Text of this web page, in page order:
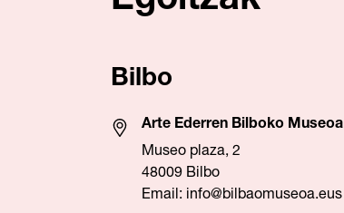
Bilbo
Arte Ederren Bilboko Museoa
Museo plaza, 2
48009 Bilbo
Email: info@bilbaomuseoa.eus